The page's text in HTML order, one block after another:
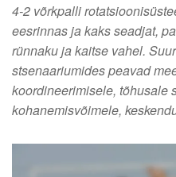
4-2 võrkpalli
eesrinnas ja kaks seadjat,
rünnaku ja kaitse vahel.
stsenaariumides peavad
koordineerimisele, tõhusale
kohanemisvõimele,